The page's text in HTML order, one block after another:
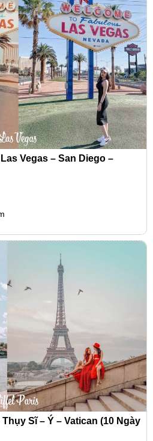
Vegas – San Diego –
Sĩ – Ý – Vatican (10 Ngày